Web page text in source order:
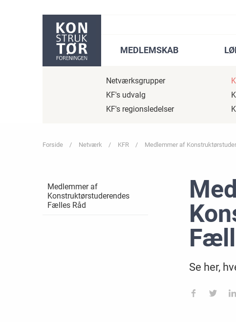
MEDLEMSKAB
Netværksgrupper
KF's udvalg
KF's regionsledelser
Forside Netværk KFR Medlemmer af
Medlemmer af
Konstruktørstuderendes
Fælles Råd
Se her,